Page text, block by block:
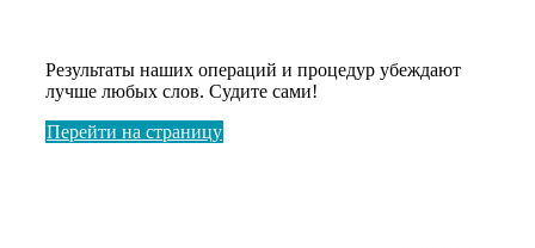
Результаты наших операций и процедур убеждают
лучше любых слов. Судите сами!
Перейти на страницу